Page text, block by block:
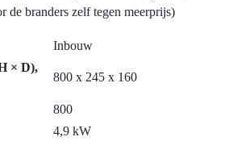
de branders zelf tegen meerprijs)
Inbouw
× D),
800 x 245 x 160
800
4,9 kW